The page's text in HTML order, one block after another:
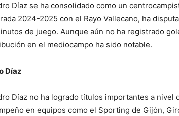
Díaz se ha consolidado como un
2024-2025 con el Rayo Vallecano, ha
de juego. Aunque aún no ha registrado
en el mediocampo ha sido notable.
Díaz
Díaz no ha logrado títulos importantes a nivel
en equipos como el Sporting de Gijón,